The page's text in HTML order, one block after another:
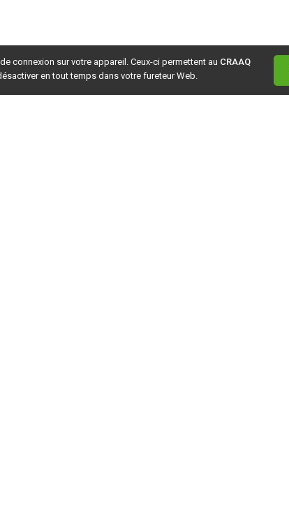
connexion sur votre appareil. Ceux-ci permettent au CRAAQ
en tout temps dans votre fureteur Web.